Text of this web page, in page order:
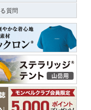
質問